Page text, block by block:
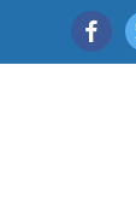
facebook